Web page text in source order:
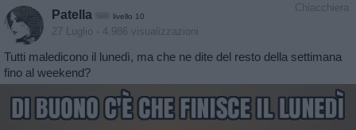
Chiacchiera
Patella livello 10
27 Luglio - 4.986 visualizzazioni
Tutti maledicono il lunedì, ma che ne dite del resto della settimana
fino al weekend?